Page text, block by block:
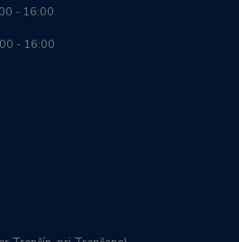
- 16:00
- 16:00